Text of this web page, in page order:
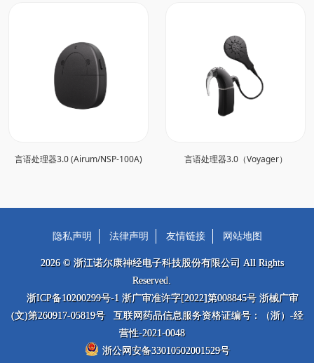
言语处理器3.0 (Airum/NSP-100A) 言语处理器3.0（Voyager）
隐私声明 法律声明 友情链接 网站地图
2026 © 浙江诺尔康神经电子科技股份有限公司 All Rights
Reserved.
浙ICP备10200299号-1 浙广审准许字[2022]第008845号 浙械广审
(文)第260917-05819号 互联网药品信息服务资格证编号：（浙）-经
营性-2021-0048
浙公网安备33010502001529号